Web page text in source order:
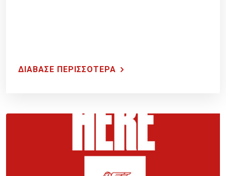
ΔΙΑΒΑΣΕ ΠΕΡΙΣΣΟΤΕΡΑ